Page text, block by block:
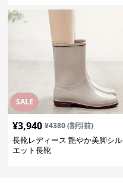
SALE
¥3,940 ¥4380(割引前)
長靴レディース 艶やか美脚シル
エット長靴